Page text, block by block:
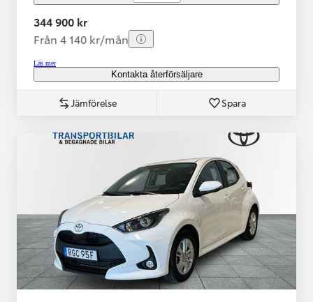
344 900 kr
Från 4 140 kr/mån
Läs mer
Kontakta återförsäljare
Jämförelse Spara